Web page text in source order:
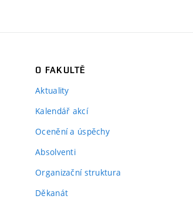
O FAKULTĚ
Aktuality
Kalendář akcí
Ocenění a úspěchy
Absolventi
Organizační struktura
Děkanát